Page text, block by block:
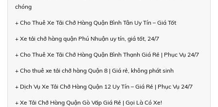
chóng
+ Cho Thuê Xe Tải Chở Hàng Quận Bình Tân Uy Tín – Giá Tốt
+ Xe tải chở hàng quận Phú Nhuận uy tín, giá tốt, 24/7
+ Cho Thuê Xe Tải Chở Hàng Quận Bình Thạnh Giá Rẻ | Phục Vụ 24/7
+ Cho thuê xe tải chở hàng Quận 8 | Giá rẻ, không phát sinh
+ Dịch Vụ Xe Tải Chở Hàng Quận 12 Uy Tín – Giá Rẻ | Phục Vụ 24/7
+ Xe Tải Chở Hàng Quận Gò Vấp Giá Rẻ | Gọi Là Có Xe!